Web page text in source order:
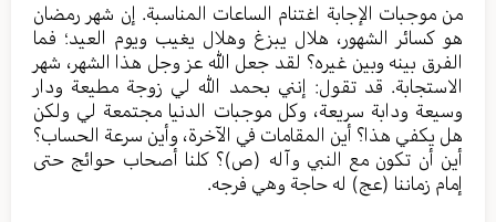
من موجبات الإجابة اغتنام الساعات المناسبة. إن شهر رمضان
هو كسائر الشهور، هلال يبزغ وهلال يغيب ويوم العيد؛ فما
الفرق بينه وبين غيره؟ لقد جعل الله عز وجل هذا الشهر، شهر
الاستجابة. قد تقول: إنني بحمد الله لي زوجة مطيعة ودار
وسيعة ودابة سريعة، وكل موجبات الدنيا مجتمعة لي ولكن
هل يكفي هذا؟ أين المقامات في الآخرة، وأين سرعة الحساب؟
أين أن تكون مع النبي وآله (ص)؟ كلنا أصحاب حوائج حتى
إمام زماننا (عج) له حاجة وهي فرجه.